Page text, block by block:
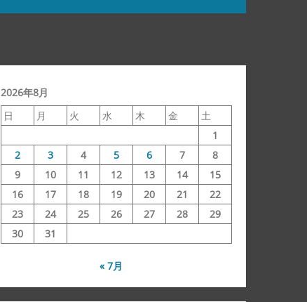
2026年8月
日
月 火 水 木 金
土
1
2
3 4 5 6 7
8
9
10 11 12 13 14
15
16
17 18 19 20 21
22
23
24 25 26 27 28
29
30
31
« 7月